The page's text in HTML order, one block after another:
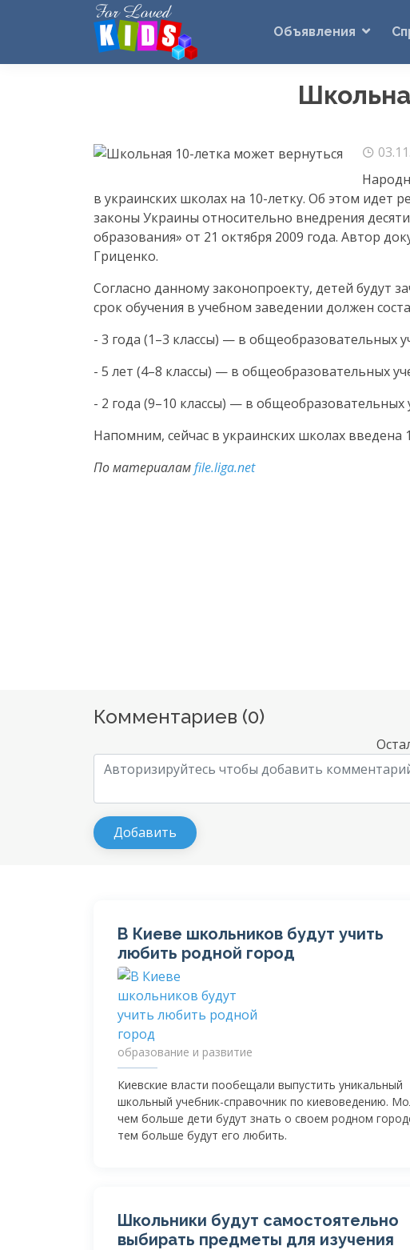
Объявления
в украинских школах на 10-летку. Об этом идет
законы Украины относительно внедрения
образования» от 21 октября 2009 года. Автор
Гриценко.
Согласно данному законопроекту, детей будут
срок обучения в учебном заведении должен
- 3 года (1–3 классы) — в общеобразовательных
- 5 лет (4–8 классы) — в общеобразовательных
- 2 года (9–10 классы) — в общеобразовательных
Напомним, сейчас в украинских школах введена
По материаламfile.liga.net
Комментариев (0)
В Киеве школьников будут учить
любить родной город
образование и развитие
Киевские власти пообещали выпустить уникальный
школьный учебник-справочник по киевоведению.
чем больше дети будут знать о своем родном
тем больше будут его любить.
Школьники будут самостоятельно
выбирать предметы для изучения